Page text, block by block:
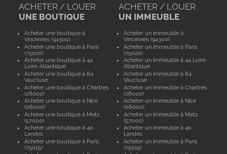
ACHETER / LOUER
UNE BOUTIQUE
Acheter une boutique à
Vincennes (94300)
Acheter une boutique à Paris
(75020)
Acheter une boutique à 44
Loire-Atlantique
Acheter une boutique à 84
Vaucluse
Acheter une boutique à Chartres
(28000)
Acheter une boutique à Nice
(06000)
Acheter une boutique à Metz
(57000)
Acheter une boutique à 40
Landes
Acheter une boutique à Paris
(75015)
ACHETER / LOUER
UN IMMEUBLE
Acheter un immeuble à
Vincennes (94300)
Acheter un immeuble à Paris
(75020)
Acheter un immeuble à 44 Loire-
Atlantique
Acheter un immeuble à 84
Vaucluse
Acheter un immeuble à Chartres
(28000)
Acheter un immeuble à Nice
(06000)
Acheter un immeuble à Metz
(57000)
Acheter un immeuble à 40
Landes
Acheter un immeuble à Paris
(75015)